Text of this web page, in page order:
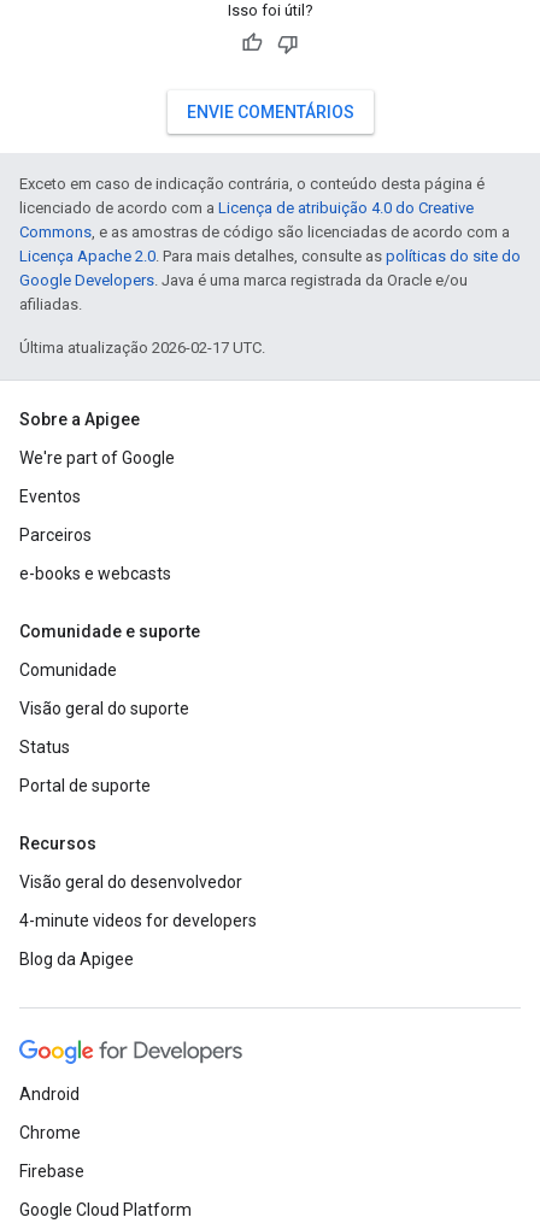
Isso foi útil?
ENVIE COMENTÁRIOS
Exceto em caso de indicação contrária, o conteúdo desta página é
licenciado de acordo com a Licença de atribuição 4.0 do Creative
Commons, e as amostras de código são licenciadas de acordo com a
Licença Apache 2.0. Para mais detalhes, consulte as políticas do site do
Google Developers. Java é uma marca registrada da Oracle e/ou
afiliadas.
Última atualização 2026-02-17 UTC.
Sobre a Apigee
We're part of Google
Eventos
Parceiros
e-books e webcasts
Comunidade e suporte
Comunidade
Visão geral do suporte
Status
Portal de suporte
Recursos
Visão geral do desenvolvedor
4-minute videos for developers
Blog da Apigee
Android
Chrome
Firebase
Google Cloud Platform